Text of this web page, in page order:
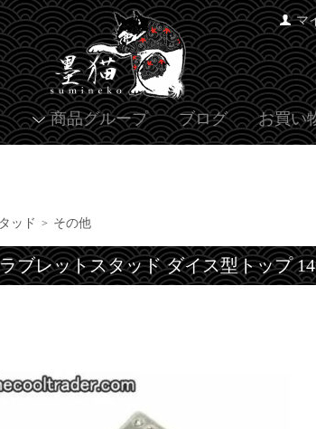
マ
商品グループ ブログ お買い
ッド > その他
ブレットスタッド ダイス型トップ